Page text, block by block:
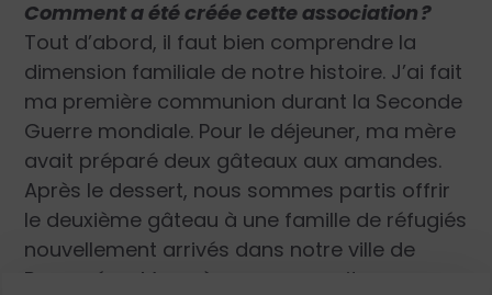
Comment a été créée cette association?
Tout d’abord, il faut bien comprendre la
dimension familiale de notre histoire. J’ai fait
ma première communion durant la Seconde
Guerre mondiale. Pour le déjeuner, ma mère
avait préparé deux gâteaux aux amandes.
Après le dessert, nous sommes partis offrir
le deuxième gâteau à une famille de réfugiés
nouvellement arrivés dans notre ville de
Beaupréau. Mon père se procurait